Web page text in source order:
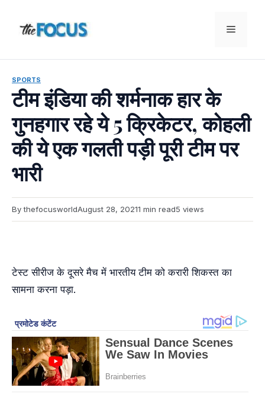
content
Menu
SPORTS
टीम इंडिया की शर्मनाक हार के
गुनहगार रहे ये 5 क्रिकेटर, कोहली
की ये एक गलती पड़ी पूरी टीम पर
भारी
By thefocusworldAugust 28, 20211 min read5 views
टेस्ट सीरीज के दूसरे मैच में भारतीय टीम को करारी शिकस्त का
सामना करना पड़ा.